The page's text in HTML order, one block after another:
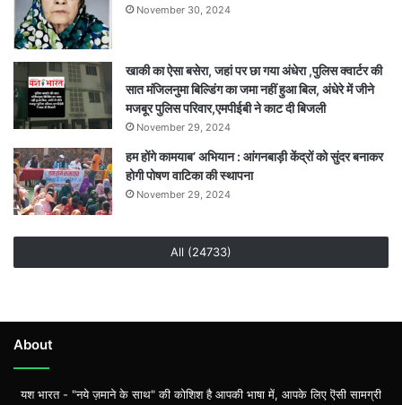
November 30, 2024
खाकी का ऐसा बसेरा, जहां पर छा गया अंधेरा ,पुलिस क्वार्टर की
सात मंजिलनुमा बिल्डिंग का जमा नहीं हुआ बिल, अंधेरे में जीने
मजबूर पुलिस परिवार,एमपीईबी ने काट दी बिजली
November 29, 2024
हम होंगे कामयाब’ अभियान : आंगनबाड़ी केंद्रों को सुंदर बनाकर
होगी पोषण वाटिका की स्थापना
November 29, 2024
All (24733)
About
यश भारत - "नये ज़माने के साथ" की कोशिश है आपकी भाषा में, आपके लिए ऎसी सामग्री